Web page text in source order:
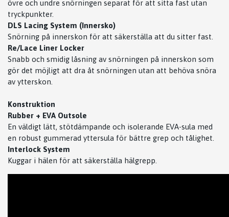
övre och undre snörningen separat för att sitta fast utan
tryckpunkter.
DLS Lacing System (Innersko)
Snörning på innerskon för att säkerställa att du sitter fast.
Re/Lace Liner Locker
Snabb och smidig låsning av snörningen på innerskon som
gör det möjligt att dra åt snörningen utan att behöva snöra
av ytterskon.
Konstruktion
Rubber + EVA Outsole
En väldigt lätt, stötdämpande och isolerande EVA-sula med
en robust gummerad yttersula för bättre grep och tålighet.
Interlock System
Kuggar i hälen för att säkerställa hälgrepp.